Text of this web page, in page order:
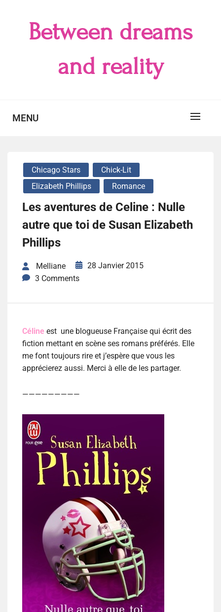
Between dreams
and reality
MENU
Chicago Stars
Chick-Lit
Elizabeth Phillips
Romance
Les aventures de Celine : Nulle
autre que toi de Susan Elizabeth
Phillips
Melliane
28 Janvier 2015
3 Comments
Céline est une blogueuse Française qui écrit des
fiction mettant en scène ses romans préférés. Elle
me font toujours rire et j’espère que vous les
apprécierez aussi. Merci à elle de les partager.
—————————